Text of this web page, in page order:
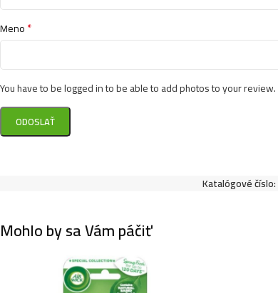
Meno*
You have to be logged in to be able to add photos to your review.
Katalógové číslo:
Mohlo by sa Vám páčiť